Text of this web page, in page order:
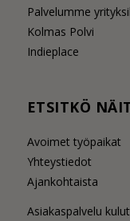
Palvelumme
Kolmas Polvi
Indieplace
ETSITKÖ
Avoimet työpaikat
Yhteystiedot
Ajankohtaista
Asiakaspalvelu